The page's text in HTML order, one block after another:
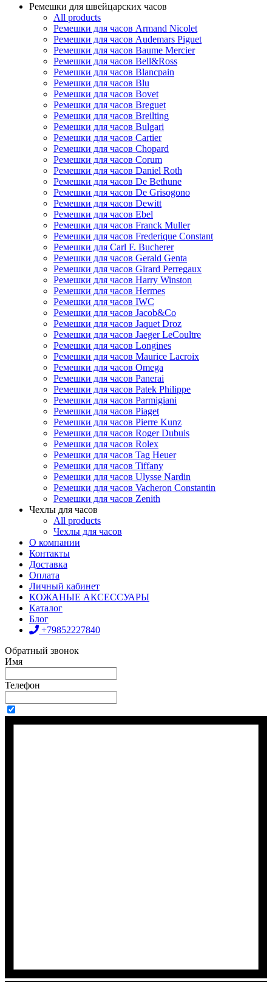
Ремешки для швейцарских часов
All products
Ремешки для часов Armand Nicolet
Ремешки для часов Audemars Piguet
Ремешки для часов Baume Mercier
Ремешки для часов Bell&Ross
Ремешки для часов Blancpain
Ремешки для часов Blu
Ремешки для часов Bovet
Ремешки для часов Breguet
Ремешки для часов Breilting
Ремешки для часов Bulgari
Ремешки для часов Cartier
Ремешки для часов Chopard
Ремешки для часов Corum
Ремешки для часов Daniel Roth
Ремешки для часов De Bethune
Ремешки для часов De Grisogono
Ремешки для часов Dewitt
Ремешки для часов Ebel
Ремешки для часов Franck Muller
Ремешки для часов Frederique Constant
Ремешки для Carl F. Bucherer
Ремешки для часов Gerald Genta
Ремешки для часов Girard Perregaux
Ремешки для часов Harry Winston
Ремешки для часов Hermes
Ремешки для часов IWC
Ремешки для часов Jacob&Co
Ремешки для часов Jaquet Droz
Ремешки для часов Jaeger LeCoultre
Ремешки для часов Longines
Ремешки для часов Maurice Lacroix
Ремешки для часов Omega
Ремешки для часов Panerai
Ремешки для часов Patek Philippe
Ремешки для часов Parmigiani
Ремешки для часов Piaget
Ремешки для часов Pierre Kunz
Ремешки для часов Roger Dubuis
Ремешки для часов Rolex
Ремешки для часов Tag Heuer
Ремешки для часов Tiffany
Ремешки для часов Ulysse Nardin
Ремешки для часов Vacheron Constantin
Ремешки для часов Zenith
Чехлы для часов
All products
Чехлы для часов
О компании
Контакты
Доставка
Оплата
Личный кабинет
КОЖАНЫЕ АКСЕССУАРЫ
Каталог
Блог
+79852227840
Обратный звонок
Имя
Телефон